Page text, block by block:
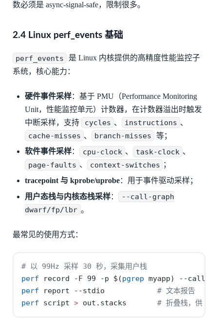
数必须是 async-signal-safe，限制很多。
2.4 Linux perf_events 基础
perf_events
是 Linux 内核提供的高精度性能监控子
系统，核心能力：
硬件事件采样：基于 PMU（Performance Monitoring
Unit，性能监控单元）计数器，在计数器溢出时触发
中断采样，支持
cycles 、 instructions 、
cache-misses 、 branch-misses
等；
软件事件采样： cpu-clock 、 task-clock 、
page-faults 、 context-switches ；
tracepoint 与 kprobe/uprobe：用于事件驱动采样；
用户态栈与内核态栈采样：
--call-graph
dwarf/fp/lbr 。
最常见的使用方式：
# 以 99Hz 采样 30 秒，采集用户栈
perf record -F 99 -p $(pgrep myapp)
--call-
perf report --stdio
# 文本报告
perf script > out.stacks # 折叠栈，供